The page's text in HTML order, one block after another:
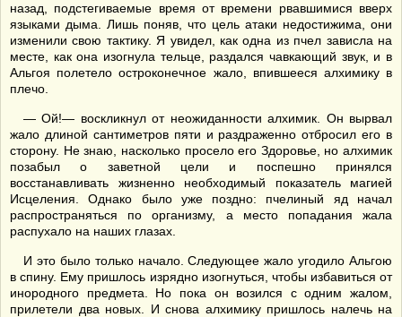
назад, подстегиваемые время от времени рвавшимися вверх
языками дыма. Лишь поняв, что цель атаки недостижима, они
изменили свою тактику. Я увидел, как одна из пчел зависла на
месте, как она изогнула тельце, раздался чавкающий звук, и в
Альгоя полетело остроконечное жало, впившееся алхимику в
плечо.
— Ой!— воскликнул от неожиданности алхимик. Он вырвал
жало длиной сантиметров пяти и раздраженно отбросил его в
сторону. Не знаю, насколько просело его Здоровье, но алхимик
позабыл о заветной цели и поспешно принялся
восстанавливать жизненно необходимый показатель магией
Исцеления. Однако было уже поздно: пчелиный яд начал
распространяться по организму, а место попадания жала
распухало на наших глазах.
И это было только начало. Следующее жало угодило Альгою
в спину. Ему пришлось изрядно изогнуться, чтобы избавиться от
инородного предмета. Но пока он возился с одним жалом,
прилетели два новых. И снова алхимику пришлось налечь на